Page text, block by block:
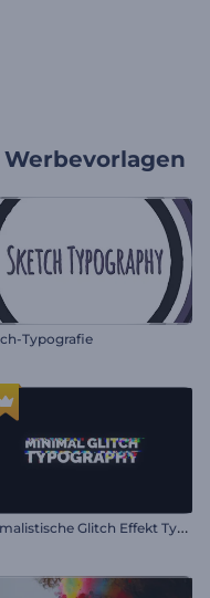
Typografie
M
inimalistische Glitch Effekt Typografie